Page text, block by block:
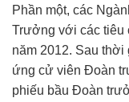
Phần một, các
Trưởng với các tiêu
năm 2012. Sau thời
ứng cử viên Đoàn
phiếu bầu Đoàn